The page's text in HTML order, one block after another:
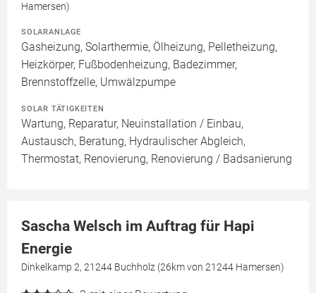
Hamersen)
SOLARANLAGE
Gasheizung, Solarthermie, Ölheizung, Pelletheizung,
Heizkörper, Fußbodenheizung, Badezimmer,
Brennstoffzelle, Umwälzpumpe
SOLAR TÄTIGKEITEN
Wartung, Reparatur, Neuinstallation / Einbau,
Austausch, Beratung, Hydraulischer Abgleich,
Thermostat, Renovierung, Renovierung / Badsanierung
Sascha Welsch im Auftrag für Hapi
Energie
Dinkelkamp 2, 21244 Buchholz (26km von 21244 Hamersen)